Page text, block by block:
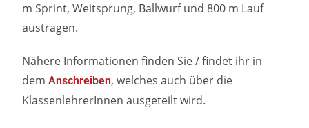
m Sprint, Weitsprung, Ballwurf und 800 m Lauf
austragen.
Nähere Informationen finden Sie / findet ihr in
demAnschreiben, welches auch über die
KlassenlehrerInnen ausgeteilt wird.